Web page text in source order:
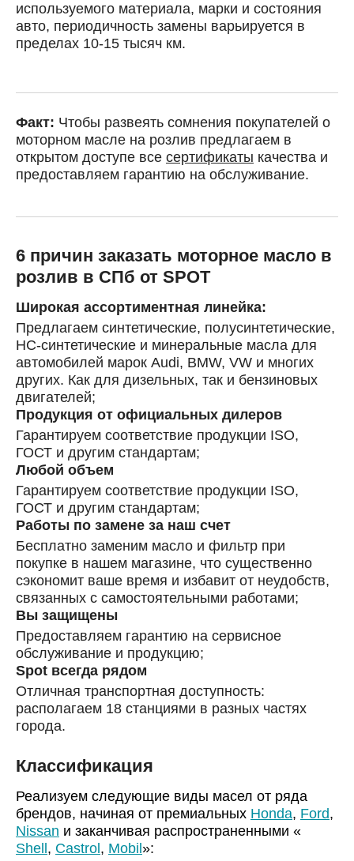
используемого материала, марки и состояния
авто, периодичность замены варьируется в
пределах 10-15 тысяч км.
Факт: Чтобы развеять сомнения покупателей о
моторном масле на розлив предлагаем в
открытом доступе все сертификаты качества и
предоставляем гарантию на обслуживание.
6 причин заказать моторное масло в
розлив в СПб от SPOT
Широкая ассортиментная линейка:
Предлагаем синтетические, полусинтетические,
HC-синтетические и минеральные масла для
автомобилей марок Audi, BMW, VW и многих
других. Как для дизельных, так и бензиновых
двигателей;
Продукция от официальных дилеров
Гарантируем соответствие продукции ISO,
ГОСТ и другим стандартам;
Любой объем
Гарантируем соответствие продукции ISO,
ГОСТ и другим стандартам;
Работы по замене за наш счет
Бесплатно заменим масло и фильтр при
покупке в нашем магазине, что существенно
сэкономит ваше время и избавит от неудобств,
связанных с самостоятельными работами;
Вы защищены
Предоставляем гарантию на сервисное
обслуживание и продукцию;
Spot всегда рядом
Отличная транспортная доступность:
располагаем 18 станциями в разных частях
города.
Классификация
Реализуем следующие виды масел от ряда
брендов, начиная от премиальных Honda, Ford,
Nissan и заканчивая распространенными «
Shell , Castrol , Mobil »: